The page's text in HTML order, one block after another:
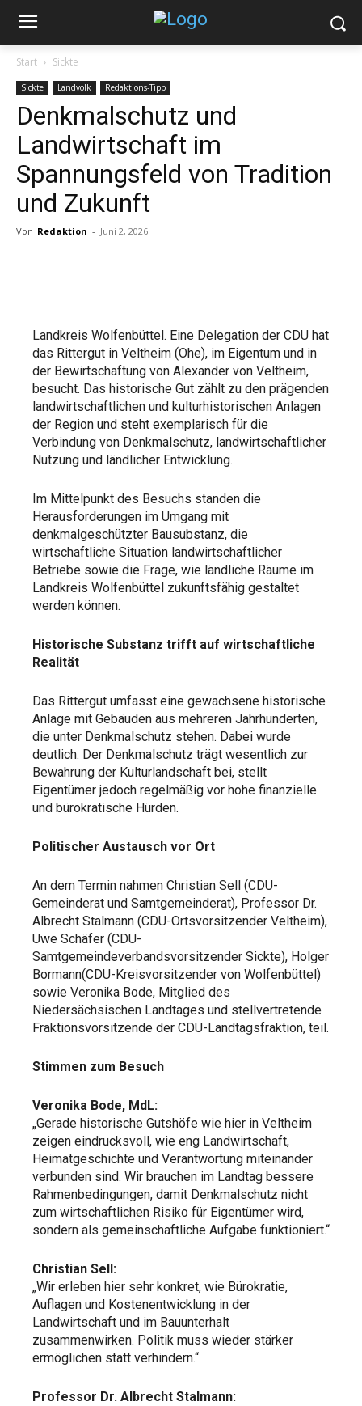
Start Sickte
Sickte Landvolk Redaktions-Tipp
Denkmalschutz und
Landwirtschaft im
Spannungsfeld von Tradition
und Zukunft
Von Redaktion - Juni 2, 2026
Landkreis Wolfenbüttel. Eine Delegation der CDU hat
das Rittergut in Veltheim (Ohe), im Eigentum und in
der Bewirtschaftung von Alexander von Veltheim,
besucht. Das historische Gut zählt zu den prägenden
landwirtschaftlichen und kulturhistorischen Anlagen
der Region und steht exemplarisch für die
Verbindung von Denkmalschutz, landwirtschaftlicher
Nutzung und ländlicher Entwicklung.
Im Mittelpunkt des Besuchs standen die
Herausforderungen im Umgang mit
denkmalgeschützter Bausubstanz, die
wirtschaftliche Situation landwirtschaftlicher
Betriebe sowie die Frage, wie ländliche Räume im
Landkreis Wolfenbüttel zukunftsfähig gestaltet
werden können.
Historische Substanz trifft auf wirtschaftliche
Realität
Das Rittergut umfasst eine gewachsene historische
Anlage mit Gebäuden aus mehreren Jahrhunderten,
die unter Denkmalschutz stehen. Dabei wurde
deutlich: Der Denkmalschutz trägt wesentlich zur
Bewahrung der Kulturlandschaft bei, stellt
Eigentümer jedoch regelmäßig vor hohe finanzielle
und bürokratische Hürden.
Politischer Austausch vor Ort
An dem Termin nahmen Christian Sell (CDU-
Gemeinderat und Samtgemeinderat), Professor Dr.
Albrecht Stalmann (CDU-Ortsvorsitzender Veltheim),
Uwe Schäfer (CDU-
Samtgemeindeverbandsvorsitzender Sickte), Holger
Bormann(CDU-Kreisvorsitzender von Wolfenbüttel)
sowie Veronika Bode, Mitglied des
Niedersächsischen Landtages und stellvertretende
Fraktionsvorsitzende der CDU-Landtagsfraktion, teil.
Stimmen zum Besuch
Veronika Bode, MdL:
„Gerade historische Gutshöfe wie hier in Veltheim
zeigen eindrucksvoll, wie eng Landwirtschaft,
Heimatgeschichte und Verantwortung miteinander
verbunden sind. Wir brauchen im Landtag bessere
Rahmenbedingungen, damit Denkmalschutz nicht
zum wirtschaftlichen Risiko für Eigentümer wird,
sondern als gemeinschaftliche Aufgabe funktioniert.“
Christian Sell:
„Wir erleben hier sehr konkret, wie Bürokratie,
Auflagen und Kostenentwicklung in der
Landwirtschaft und im Bauunterhalt
zusammenwirken. Politik muss wieder stärker
ermöglichen statt verhindern.“
Professor Dr. Albrecht Stalmann: